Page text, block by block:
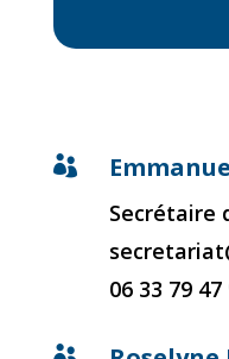

Secrétaire
06 33 79 47